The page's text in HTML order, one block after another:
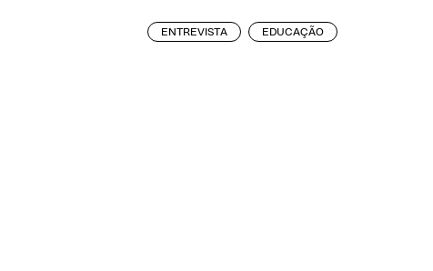
ENTREVISTA EDUCAÇÃO